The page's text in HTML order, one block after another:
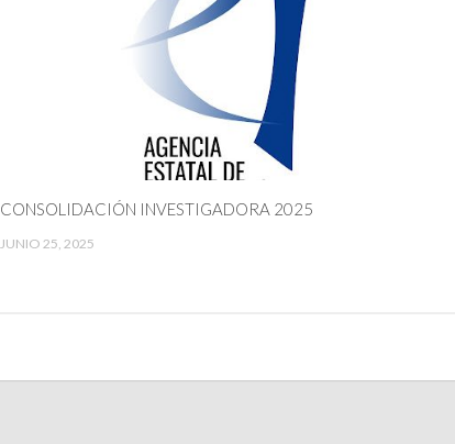
CONSOLIDACIÓN INVESTIGADORA 2025
JUNIO 25, 2025